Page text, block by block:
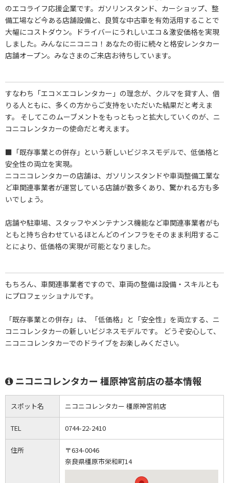
のエコライフ応援企業です。ガソリンスタンド、カーショップ、整
備工場など今ある店舗設備と、良質な中古車を有効活用することで
大幅にコストダウン。ドライバーにうれしいエコ＆激安価格を実現
しました。みんなにニコニコ！あなたの街に続々と格安レンタカー
店舗オープン。みなさまのご来店お待ちしています。
すなわち「エコ×エコレンタカー」の理念が、クルマを貸す人、借
りる人ともに、多くの方からご支持をいただいた結果だと考えま
す。 そしてこのムーブメントをもっともっと拡大していくのが、ニ
コニコレンタカーの使命だと考えます。
■「既存事業との併存」という新しいビジネスモデルで、低価格と
安全性の両立を実現。
ニコニコレンタカーの店舗は、ガソリンスタンドや車両整備工業な
ど車関連事業者が運営している店舗が数多くあり、驚かれる方も多
いでしょう。
店舗や駐車場、スタッフやメンテナンス機能など車関連事業者がも
ともと持ち合わせているほとんどのインフラをそのまま利用するこ
とにより、低価格の実現が可能となりました。
もちろん、車関連事業者ですので、車両の整備は設備・スキルとも
にプロフェッショナルです。
「既存事業との併存」は、「低価格」と「安全性」を両立する、ニ
コニコレンタカーの新しいビジネスモデルです。 どうぞ安心して、
ニコニコレンタカーでのドライブをお楽しみください。
ニコニコレンタカー 橿原神宮前店の基本情報
スポット名 ニコニコレンタカー 橿原神宮前店
TEL 0744-22-2410
住所
〒634-0046
奈良県橿原市栄和町14